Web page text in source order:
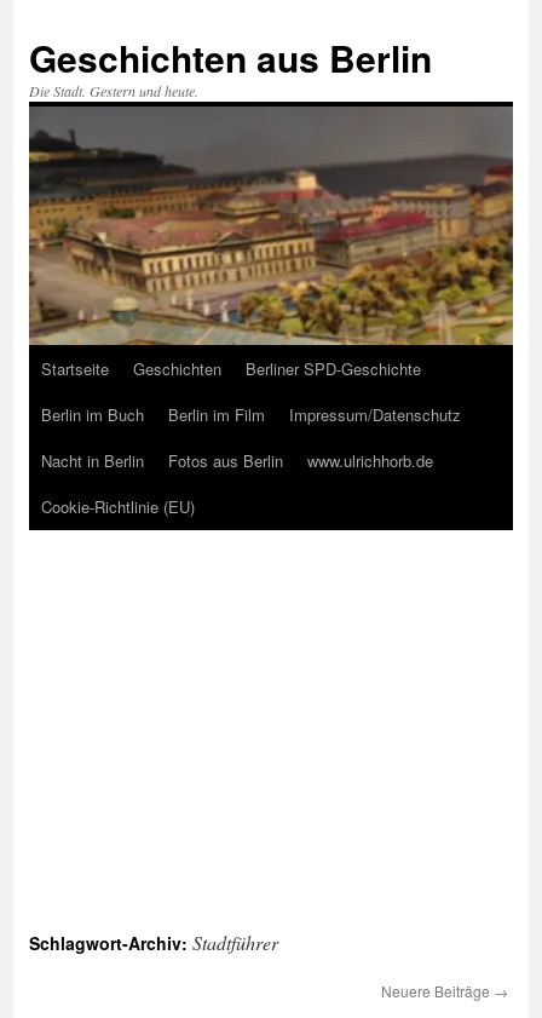
springen
Geschichten aus Berlin
Die Stadt. Gestern und heute.
Startseite Geschichten
Berliner SPD-Geschichte
Berlin im Buch
Berlin im Film
Impressum/Datenschutz
Nacht in Berlin
Fotos aus Berlin
www.ulrichhorb.de
Cookie-Richtlinie (EU)
Schlagwort-Archiv: Stadtführer
Neuere Beiträge →